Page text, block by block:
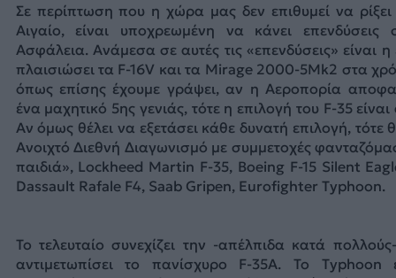
Σε περίπτωση που η χώρα μας δεν επιθυμεί να
Αιγαίο, είναι υποχρεωμένη να κάνει
Ασφάλεια. Ανάμεσα σε αυτές τις «επενδύσεις»
πλαισιώσει τα F-16V και τα Mirage 2000-5Mk2 στα
όπως επίσης έχουμε γράψει, αν η Αεροπορία
ένα μαχητικό 5ης γενιάς, τότε η επιλογή του F-35
Αν όμως θέλει να εξετάσει κάθε δυνατή επιλογή,
Ανοιχτό Διεθνή Διαγωνισμό με συμμετοχές
παιδιά», Lockheed Martin F-35, Boeing F-15 Silent
Dassault Rafale F4, Saab Gripen, Eurofighter Typhoon.
To τελευταίο συνεχίζει την -απέλπιδα κατά
αντιμετωπίσει το πανίσχυρο F-35A. Το Typhoon